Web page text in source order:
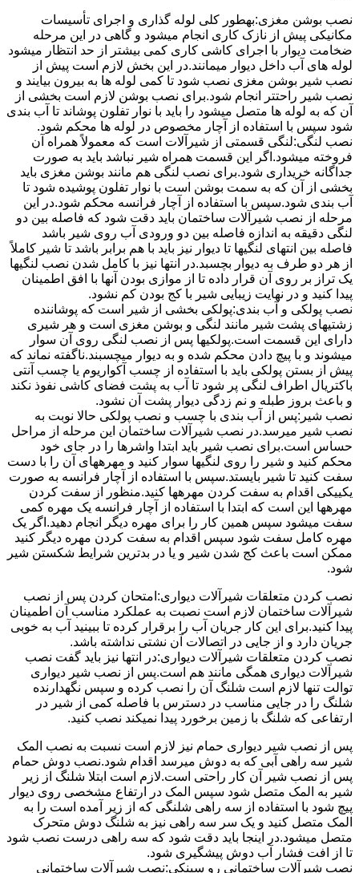
نصب بوشن مغزی:بهطور کلی لوله گذاری و اجرای تأسیسات
مکانیکی پیش از نازک کاری انجام میشود و گاهی در این مرحله
ضخامت دیوار با اجرای کاشی کاری کمی بیشتر از حد انتظار میشود
لوله های آب داخل دیوار میمانند.در این بخش لازم است پیش از
نصب شیر بوشن مغزی نصب شود تا کمی لوله ها به بیرون بیایند و
نصب شیر راحتتر انجام شود.برای نصب بوشن لازم است بخشی از
آن که به لوله ها متصل میشود را باید با نوار تفلون پوشاند تا آب بندی
شود سپس با استفاده از آچار مخصوص در لوله ها محکم شود.
نصب لنگی:لنگی قسمتی از شیرآلات است که معمولاً همراه آن
فروخته میشود.اگر این قسمت همراه شیر نباشد باید به صورت
جداگانه خریداری شود.برای نصب لنگی هم مانند بوشن مغزی باید
بخشی از آن که به سمت بوشن است با نوار تفلون پوشیده شود تا
آب بندی شود.سپس با استفاده از آچار فرانسه محکم شود.در این
مرحله از نصب شیرآلات ساختمان باید دقت شود که فاصله بین دو
لنگی دقیقه به اندازه فاصله بین دو ورودی آب روی شیر باشد
فاصله بین انتهای لنگیها تا دیوار نیز باید با هم برابر باشد تا شیر کاملاً
از هر دو طرف به دیوار بچسبد.در انتها نیز با کامل شدن نصب لنگیها
یک تراز بر روی آن قرار داده تا از موازی بودن آنها با افق اطمینان
پیدا کنید و در نهایت زیبایی شیر با کج بودن کم نشود.
نصب پولکی و آب بندی:پولکی بخشی از شیر است که پوشاننده
زشتیهای پشت شیر مانند لنگی و بوشن مغزی است و هر شیری
دارای این قسمت است.پولکیها پس از نصب لنگی روی آن سوار
میشوند و با پیچ دادن محکم شده و به دیوار میچسبند.ناگفته نماند که
پیش از بستن پولکی باید با استفاده از چسب آکواریوم یا چسب آنتی
باکتریال اطراف لنگی پر شود تا آب به پشت فضای کاشی نفوذ نکند
و باعث بروز طبله و نم زدگی دیوار پشت آن نشود.
نصب شیر:پس از آب بندی با چسب و نصب پولکی حالا نوبت به
نصب شیر میرسد.در نصب شیرآلات ساختمان این مرحله از مراحل
حساس است.برای نصب شیر باید ابتدا واشرها را در جای خود
محکم کنید و شیر را روی لنگیها سوار کنید و مهرههای آن را با دست
سفت کنید تا شیر بایستد.سپس با استفاده از آچار فرانسه به صورت
یکییکی اقدام به سفت کردن مهرهها کنید.منظور از سفت کردن
مهرهها این است که ابتدا با استفاده از آچار فرانسه یک مهره کمی
سفت میشود سپس همین کار را برای مهره دیگر انجام دهید.اگر یک
مهره کامل سفت شود سپس اقدام به سفت کردن مهره دیگر کنید
ممکن است باعث کج شدن شیر و یا در بدترین شرایط شکستن شیر
شود.
نصب کردن متعلقات شیرآلات دیواری:امتحان کردن پس از نصب
شیرآلات ساختمان لازم است نصبت به عملکرد مناسب آن اطمینان
پیدا کنید.برای این کار جریان آب را برقرار کرده تا ببینید آب به خوبی
جریان دارد و از جایی در اتصالات آن نشتی نداشته باشد.
نصب کردن متعلقات شیرآلات دیواری:در انتها نیز باید گفت نصب
شیرآلات دیواری همگی مانند هم است.پس از نصب شیر دیواری
توالت تنها لازم است شلنگ آن را نصب کرده و سپس نگهدارنده
شلنگ را در جایی مناسب در دسترس با فاصله کمی از شیر در
ارتفاعی که شلنگ با زمین برخورد پیدا نمیکند نصب کنید.
پس از نصب شیر دیواری حمام نیز لازم است نسبت به نصب المک
شیر سه راهی آبی که به دوش میرسد اقدام شود.نصب دوش حمام
پس از نصب شیر آن کار راحتی است.لازم است ابتلا شلنگ از زیر
شیر به المک متصل شود سپس المک در ارتفاع مشخصی روی دیوار
پیچ شود با استفاده از سه راهی شلنگی که از زیر آمده است را به
المک متصل کنید و یک سر سه راهی نیز به شلنگ دوش متحرک
متصل میشود.در اینجا باید دقت شود که سه راهی درست نصب شود
تا از افت فشار آب دوش پیشگیری شود.
نصب شیرآلات ساختمانی رو سینکی:نصب شیرآلات ساختمانی